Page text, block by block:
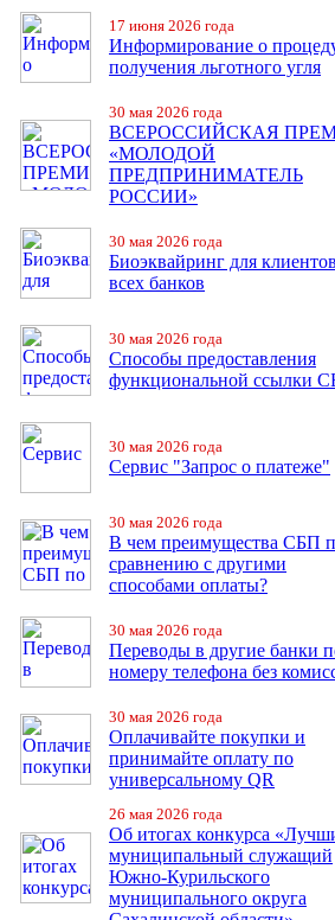
17 июня 2026 года
Информирование о
получения льготного угля
30 мая 2026 года
ВСЕРОССИЙСКАЯ
«МОЛОДОЙ
ПРЕДПРИНИМАТЕЛЬ
РОССИИ»
30 мая 2026 года
Биоэквайринг для клиентов
всех банков
30 мая 2026 года
Способы предоставления
функциональной ссылки
30 мая 2026 года
Сервис "Запрос о платеже"
30 мая 2026 года
В чем преимущества СБП
сравнению с другими
способами оплаты?
30 мая 2026 года
Переводы в другие банки
номеру телефона без
30 мая 2026 года
Оплачивайте покупки и
принимайте оплату по
универсальному QR
26 мая 2026 года
Об итогах конкурса
муниципальный служащий
Южно-Курильского
муниципального округа